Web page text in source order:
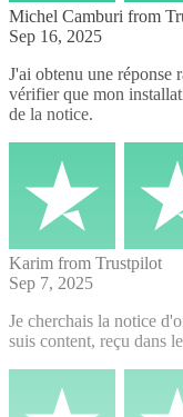
Michel Camburi from
Sep 16, 2025
J'ai obtenu une réponse
vérifier que mon
de la notice.
Karim from Trustpilot
Sep 7, 2025
Je cherchais la notice
suis content, reçu dans